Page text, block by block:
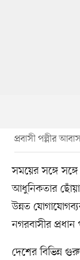
প্রবাসী পল্লীর
সময়ের সঙ্গে
আধুনিকতার
উন্নত
নগরবাসীর প্রধান
দেশের বিভিন্ন